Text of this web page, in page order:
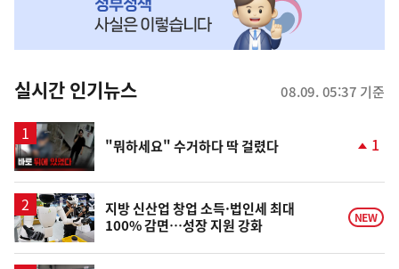
뉴
스
실시간 인기뉴스 08.09. 05:37 기준
영
상
"뭐하세요" 수거하다 딱 걸렸다
상
승
1
지방 신산업 창업 소득·법인세 최대
100% 감면…성장 지원 강화
NEW